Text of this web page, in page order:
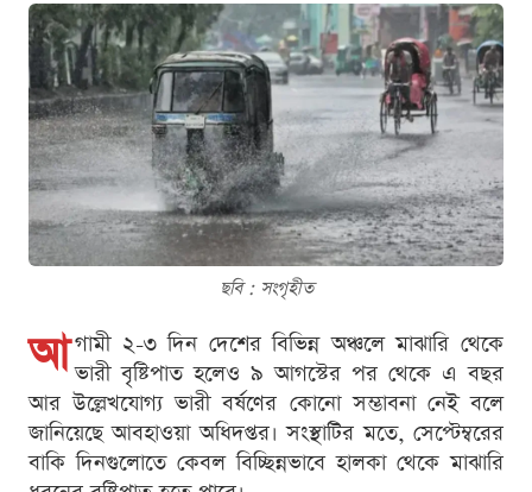
ছবি : সংগৃহীত
আ গামী ২-৩ দিন দেশের বিভিন্ন অঞ্চলে মাঝারি থেকে
ভারী বৃষ্টিপাত হলেও ৯ আগস্টের পর থেকে এ বছর
আর উল্লেখযোগ্য ভারী বর্ষণের কোনো সম্ভাবনা নেই বলে
জানিয়েছে আবহাওয়া অধিদপ্তর। সংস্থাটির মতে, সেপ্টেম্বরের
বাকি দিনগুলোতে কেবল বিচ্ছিন্নভাবে হালকা থেকে মাঝারি